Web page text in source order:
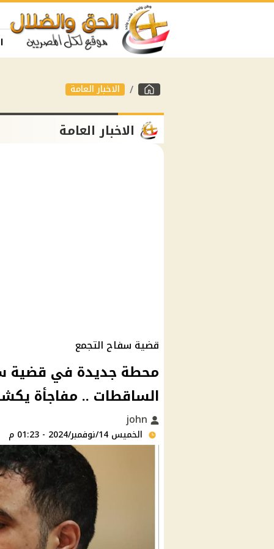
الاخبار العامة
الاخبار العامة
قضية سفاح التجمع
محطة جديدة في قضية
الساقطات .. مفاجأة
الخميس 14/نوفمبر/2024 - 01:23 م